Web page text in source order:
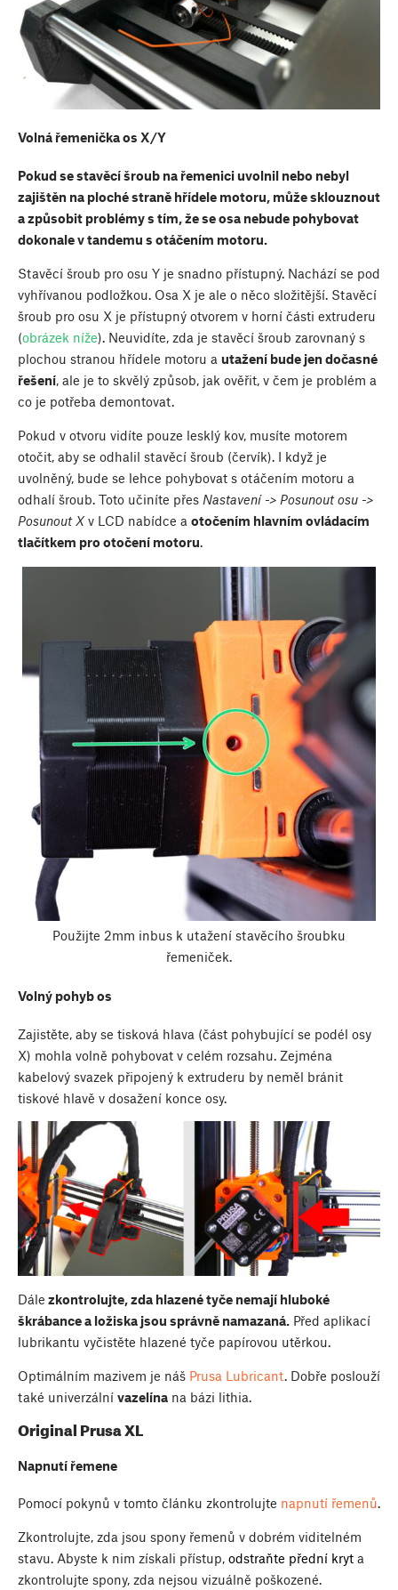
Volná řemenička os X/Y
Pokud se stavěcí šroub na řemenici uvolnil nebo nebyl
zajištěn na ploché straně hřídele motoru, může sklouznout
a způsobit problémy s tím, že se osa nebude pohybovat
dokonale v tandemu s otáčením motoru.
Stavěcí šroub pro osu Y je snadno přístupný. Nachází se pod
vyhřívanou podložkou. Osa X je ale o něco složitější. Stavěcí
šroub pro osu X je přístupný otvorem v horní části extruderu
(obrázek níže). Neuvidíte, zda je stavěcí šroub zarovnaný s
plochou stranou hřídele motoru a utažení bude jen dočasné
řešení , ale je to skvělý způsob, jak ověřit, v čem je problém a
co je potřeba demontovat.
Pokud v otvoru vidíte pouze lesklý kov, musíte motorem
otočit, aby se odhalil stavěcí šroub (červík). I když je
uvolněný, bude se lehce pohybovat s otáčením motoru a
odhalí šroub. Toto učiníte přes Nastavení -> Posunout osu ->
Posunout Xv LCD nabídce a otočením hlavním ovládacím
tlačítkem pro otočení motoru
Použijte 2mm inbus k utažení stavěcího šroubku
řemeniček.
Volný pohyb os
Zajistěte, aby se tisková hlava (část pohybující se podél osy
X) mohla volně pohybovat v celém rozsahu. Zejména
kabelový svazek připojený k extruderu by neměl bránit
tiskové hlavě v dosažení konce osy.
Dále zkontrolujte, zda hlazené tyče nemají hluboké
škrábance a ložiska jsou správně namazaná. Před aplikací
lubrikantu vyčistěte hlazené tyče papírovou utěrkou.
Optimálním mazivem je náš Prusa Lubricant. Dobře poslouží
také univerzální vazelína na bázi lithia.
Original Prusa XL
Napnutí řemene
Pomocí pokynů v tomto článku zkontrolujte napnutí řemenů.
Zkontrolujte, zda jsou spony řemenů v dobrém viditelném
stavu. Abyste k nim získali přístup, odstraňte přední kryt a
zkontrolujte spony, zda nejsou vizuálně poškozené.